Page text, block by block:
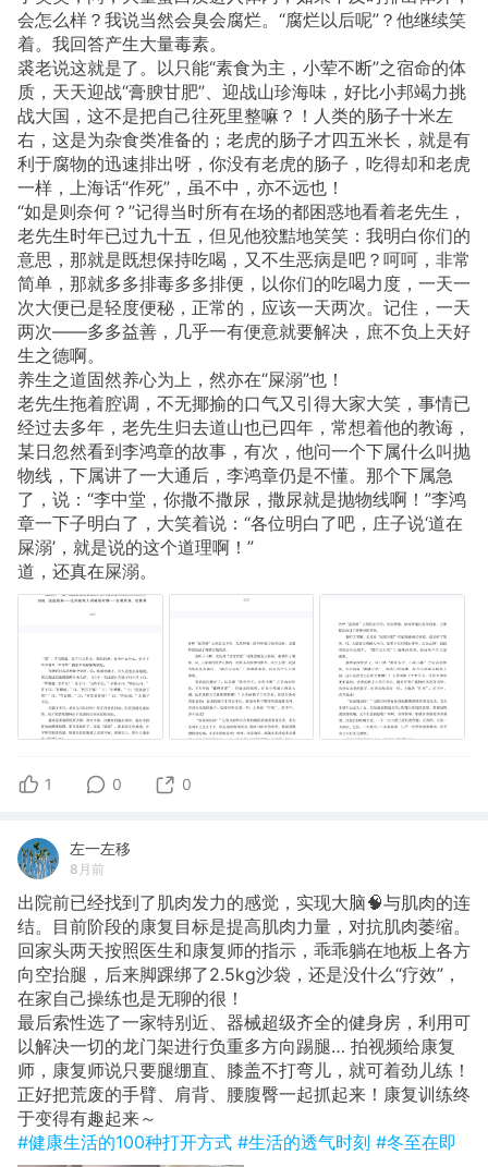
会怎么样？我说当然会臭会腐烂。“腐烂以后呢”？他继续笑
着。我回答产生大量毒素。
裘老说这就是了。以只能“素食为主，小荤不断”之宿命的体
质，天天迎战“膏腴甘肥”、迎战山珍海味，好比小邦竭力挑
战大国，这不是把自己往死里整嘛？！人类的肠子十米左
右，这是为杂食类准备的；老虎的肠子才四五米长，就是有
利于腐物的迅速排出呀，你没有老虎的肠子，吃得却和老虎
一样，上海话“作死”，虽不中，亦不远也！
“如是则奈何？”记得当时所有在场的都困惑地看着老先生，
老先生时年已过九十五，但见他狡黠地笑笑：我明白你们的
意思，那就是既想保持吃喝，又不生恶病是吧？呵呵，非常
简单，那就多多排毒多多排便，以你们的吃喝力度，一天一
次大便已是轻度便秘，正常的，应该一天两次。记住，一天
两次——多多益善，几乎一有便意就要解决，庶不负上天好
生之德啊。
养生之道固然养心为上，然亦在“屎溺”也！
老先生拖着腔调，不无揶揄的口气又引得大家大笑，事情已
经过去多年，老先生归去道山也已四年，常想着他的教诲，
某日忽然看到李鸿章的故事，有次，他问一个下属什么叫抛
物线，下属讲了一大通后，李鸿章仍是不懂。那个下属急
了，说：“李中堂，你撒不撒尿，撒尿就是抛物线啊！”李鸿
章一下子明白了，大笑着说：“各位明白了吧，庄子说‘道在
屎溺’，就是说的这个道理啊！”
道，还真在屎溺。
1 0 0
左一左移
8月前
出院前已经找到了肌肉发力的感觉，实现大脑🧠与肌肉的连
结。目前阶段的康复目标是提高肌肉力量，对抗肌肉萎缩。
回家头两天按照医生和康复师的指示，乖乖躺在地板上各方
向空抬腿，后来脚踝绑了2.5kg沙袋，还是没什么“疗效”，
在家自己操练也是无聊的很！
最后索性选了一家特别近、器械超级齐全的健身房，利用可
以解决一切的龙门架进行负重多方向踢腿… 拍视频给康复
师，康复师说只要腿绷直、膝盖不打弯儿，就可着劲儿练！
正好把荒废的手臂、肩背、腰腹臀一起抓起来！康复训练终
于变得有趣起来～
#健康生活的100种打开方式 #生活的透气时刻 #冬至在即